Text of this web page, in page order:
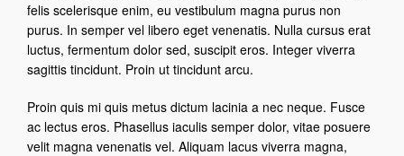
felis scelerisque enim, eu vestibulum magna purus non
purus. In semper vel libero eget venenatis. Nulla cursus erat
luctus, fermentum dolor sed, suscipit eros. Integer viverra
sagittis tincidunt. Proin ut tincidunt arcu.
Proin quis mi quis metus dictum lacinia a nec neque. Fusce
ac lectus eros. Phasellus iaculis semper dolor, vitae posuere
velit magna venenatis vel. Aliquam lacus viverra magna,